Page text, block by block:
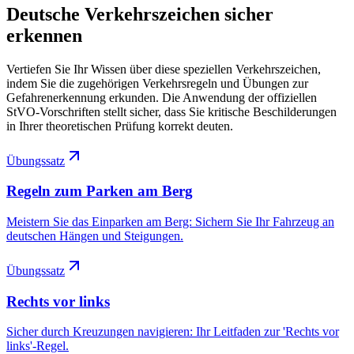
Deutsche Verkehrszeichen sicher
erkennen
Vertiefen Sie Ihr Wissen über diese speziellen Verkehrszeichen,
indem Sie die zugehörigen Verkehrsregeln und Übungen zur
Gefahrenerkennung erkunden. Die Anwendung der offiziellen
StVO-Vorschriften stellt sicher, dass Sie kritische Beschilderungen
in Ihrer theoretischen Prüfung korrekt deuten.
Übungssatz
Regeln zum Parken am Berg
Meistern Sie das Einparken am Berg: Sichern Sie Ihr Fahrzeug an
deutschen Hängen und Steigungen.
Übungssatz
Rechts vor links
Sicher durch Kreuzungen navigieren: Ihr Leitfaden zur 'Rechts vor
links'-Regel.